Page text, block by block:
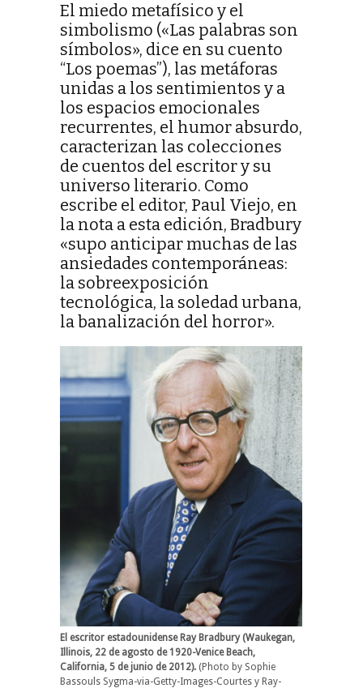
El miedo metafísico y el
simbolismo («Las palabras son
símbolos», dice en su cuento
“Los poemas”), las metáforas
unidas a los sentimientos y a
los espacios emocionales
recurrentes, el humor absurdo,
caracterizan las colecciones
de cuentos del escritor y su
universo literario. Como
escribe el editor, Paul Viejo, en
la nota a esta edición, Bradbury
«supo anticipar muchas de las
ansiedades contemporáneas:
la sobreexposición
tecnológica, la soledad urbana,
la banalización del horror».
El escritor estadounidense Ray Bradbury (Waukegan,
Illinois, 22 de agosto de 1920-Venice Beach,
California, 5 de junio de 2012)​​. (Photo by Sophie
Bassouls Sygma-via-Getty-Images-Courtes y Ray-